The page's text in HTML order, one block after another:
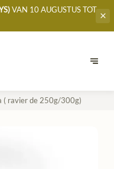
VAN 10 AUGUSTUS TOT
( ravier de 250g/300g)